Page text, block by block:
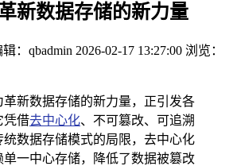
新数据存储的新力量
辑：qbadmin 2026-02-17 13:27:00 浏览：
革新数据存储的新力量，正引发各
凭借去中心化、不可篡改、可追溯
数据存储模式的局限，去中心化
一中心存储，降低了数据被篡改